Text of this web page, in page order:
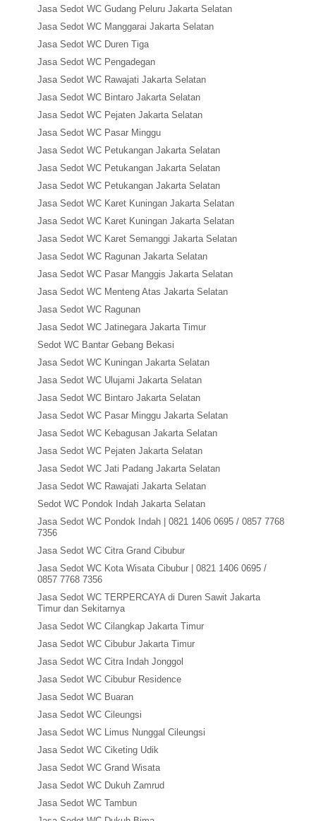
Jasa Sedot WC Gudang Peluru Jakarta Selatan
Jasa Sedot WC Manggarai Jakarta Selatan
Jasa Sedot WC Duren Tiga
Jasa Sedot WC Pengadegan
Jasa Sedot WC Rawajati Jakarta Selatan
Jasa Sedot WC Bintaro Jakarta Selatan
Jasa Sedot WC Pejaten Jakarta Selatan
Jasa Sedot WC Pasar Minggu
Jasa Sedot WC Petukangan Jakarta Selatan
Jasa Sedot WC Petukangan Jakarta Selatan
Jasa Sedot WC Petukangan Jakarta Selatan
Jasa Sedot WC Karet Kuningan Jakarta Selatan
Jasa Sedot WC Karet Kuningan Jakarta Selatan
Jasa Sedot WC Karet Semanggi Jakarta Selatan
Jasa Sedot WC Ragunan Jakarta Selatan
Jasa Sedot WC Pasar Manggis Jakarta Selatan
Jasa Sedot WC Menteng Atas Jakarta Selatan
Jasa Sedot WC Ragunan
Jasa Sedot WC Jatinegara Jakarta Timur
Sedot WC Bantar Gebang Bekasi
Jasa Sedot WC Kuningan Jakarta Selatan
Jasa Sedot WC Ulujami Jakarta Selatan
Jasa Sedot WC Bintaro Jakarta Selatan
Jasa Sedot WC Pasar Minggu Jakarta Selatan
Jasa Sedot WC Kebagusan Jakarta Selatan
Jasa Sedot WC Pejaten Jakarta Selatan
Jasa Sedot WC Jati Padang Jakarta Selatan
Jasa Sedot WC Rawajati Jakarta Selatan
Sedot WC Pondok Indah Jakarta Selatan
Jasa Sedot WC Pondok Indah | 0821 1406 0695 / 0857 7768
7356
Jasa Sedot WC Citra Grand Cibubur
Jasa Sedot WC Kota Wisata Cibubur | 0821 1406 0695 /
0857 7768 7356
Jasa Sedot WC TERPERCAYA di Duren Sawit Jakarta
Timur dan Sekitarnya
Jasa Sedot WC Cilangkap Jakarta Timur
Jasa Sedot WC Cibubur Jakarta Timur
Jasa Sedot WC Citra Indah Jonggol
Jasa Sedot WC Cibubur Residence
Jasa Sedot WC Buaran
Jasa Sedot WC Cileungsi
Jasa Sedot WC Limus Nunggal Cileungsi
Jasa Sedot WC Ciketing Udik
Jasa Sedot WC Grand Wisata
Jasa Sedot WC Dukuh Zamrud
Jasa Sedot WC Tambun